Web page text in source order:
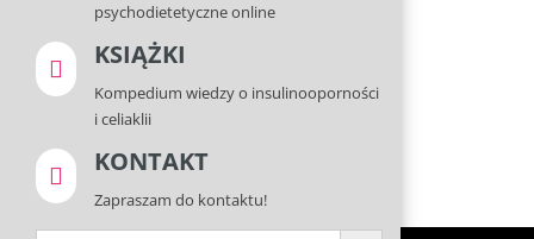
psychodietetyczne online
 KSIĄŻKI
Kompedium wiedzy o insulinooporności
i celiaklii
 KONTAKT
Zapraszam do kontaktu!
Search Button